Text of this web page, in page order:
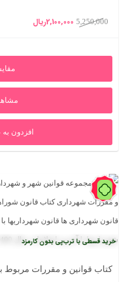
5,250,000 قیمت
5,250,000ریال
2,100,000ریال
افزدون به
60%
هر قسطی با ترب‌پی بدون کارمزد
کتاب قوانین و مقررات